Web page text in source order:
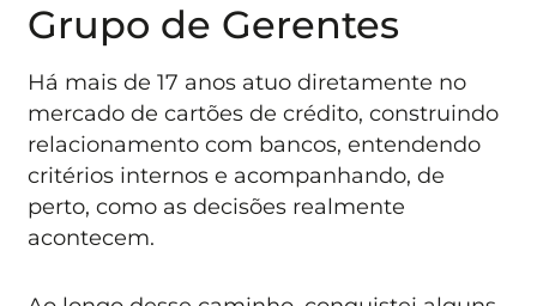
Grupo de Gerentes
Há mais de 17 anos atuo diretamente no
mercado de cartões de crédito, construindo
relacionamento com bancos, entendendo
critérios internos e acompanhando, de
perto, como as decisões realmente
acontecem.